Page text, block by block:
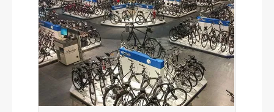
KTM Comp II low rizer - 640mm
Farbe
diamond black matt (white+orange)
Motor